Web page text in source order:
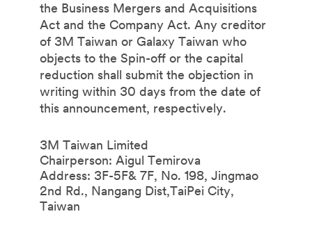
the Business Mergers and Acquisitions
Act and the Company Act. Any creditor
of 3M Taiwan or Galaxy Taiwan who
objects to the Spin-off or the capital
reduction shall submit the objection in
writing within 30 days from the date of
this announcement, respectively.
3M Taiwan Limited
Chairperson: Aigul Temirova
Address: 3F-5F& 7F, No. 198, Jingmao
2nd Rd., Nangang Dist,TaiPei City,
Taiwan